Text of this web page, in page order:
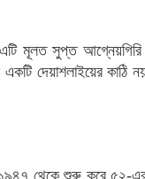
মূলত সুপ্ত আগ্নেয়গিরি
দেয়াশলাইয়ের কাঠি
১৯৪৭ থেকে শুরু করে ৫২-